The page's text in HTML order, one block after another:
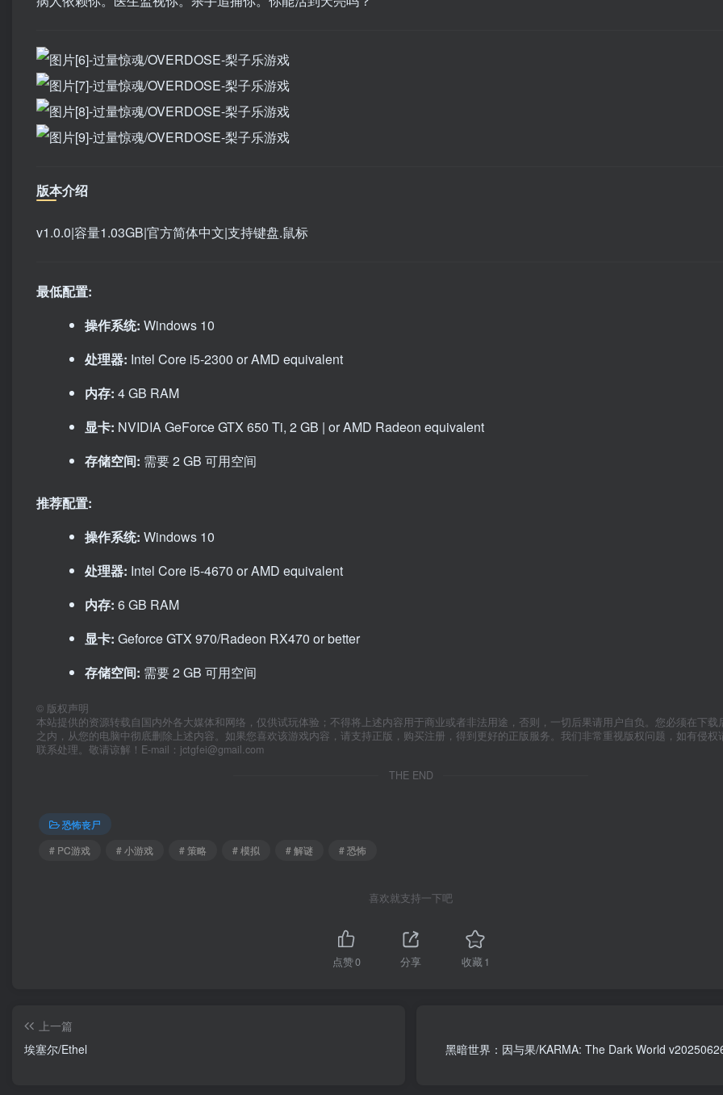
版本介绍
v1.0.0|容量1.03GB|官方简体中文|支持键盘.鼠标
最低配置:
操作系统: Windows 10
处理器: Intel Core i5-2300 or AMD equivalent
内存: 4 GB RAM
显卡: NVIDIA GeForce GTX 650 Ti, 2 GB | or AMD Radeon equivalent
存储空间: 需要 2 GB 可用空间
推荐配置:
操作系统: Windows 10
处理器: Intel Core i5-4670 or AMD equivalent
内存: 6 GB RAM
显卡: Geforce GTX 970/Radeon RX470 or better
存储空间: 需要 2 GB 可用空间
© 版权声明
本站提供的资源转载自国内外各大媒体和网络，仅供试玩体验；不得将上述内容用于商业或者非法用途，否则，一切后果请用户自负。您必须在下载
之内，从您的电脑中彻底删除上述内容。如果您喜欢该游戏内容，请支持正版，购买注册，得到更好的正版服务。我们非常重视版权问题，如有侵权
联系处理。敬请谅解！E-mail：jctgfei@gmail.com
THE END
恐怖丧尸
# PC游戏
# 小游戏 # 策略 # 模拟 # 解谜 # 恐怖
喜欢就支持一下吧
点赞0 分享 收藏1
上一篇
埃塞尔/Ethel